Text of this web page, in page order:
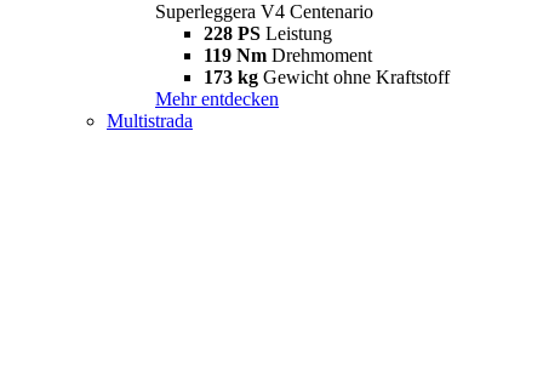
Superleggera V4 Centenario
228 PS Leistung
119 Nm Drehmoment
173 kg Gewicht ohne Kraftstoff
Mehr entdecken
Multistrada